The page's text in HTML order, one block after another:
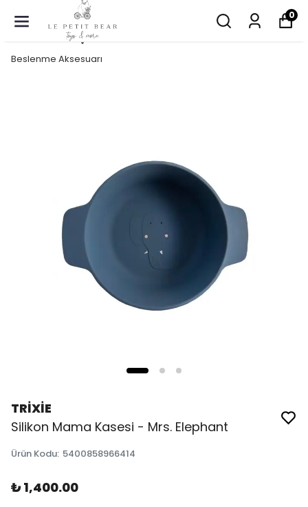
0
Beslenme Aksesuarı
TRİXİE
Silikon Mama Kasesi - Mrs. Elephant
Ürün Kodu: 5400858966414
₺ 1,400.00